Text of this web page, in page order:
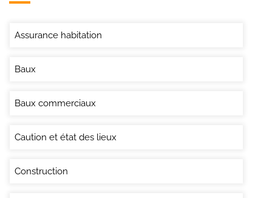
Assurance habitation
Baux
Baux commerciaux
Caution et état des lieux
Construction